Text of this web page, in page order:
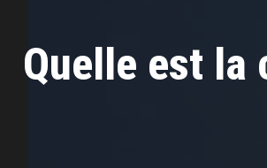
Quelle est la